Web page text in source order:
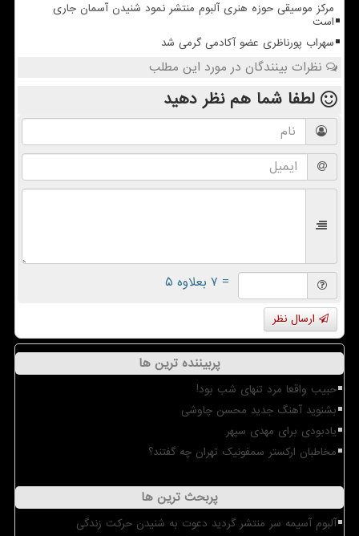
مرکز موسیقی حوزه هنری آلبوم منتشر نمود شنیدن آسمان جاری
است
سهراب پورناظری عضو آکادمی گرمی شد
نظرات بینندگان در مورد این مطلب
لطفا شما همنظر دهید
= ۷ بعلاوه ۵
ارسال نظر
پربیننده ترین ها
حبیب واقعا مرد تنهای شب بود!
بشنوید آهنگ جدید محسن چاوشی
یادبودی برای مهدی سپهر
مخاطبان ارکستر سمفونیک تهران چه گفتند؟
پربحث ترین ها
آلبوم آسیمه سر منتشر گردید دعوت به شنیدن حرکت زندگی